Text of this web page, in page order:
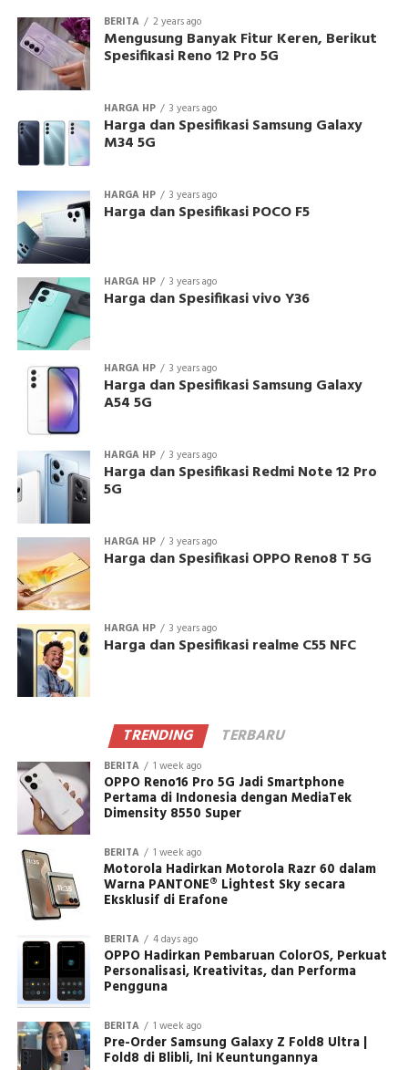
BERITA 2 years ago
Mengusung Banyak Fitur Keren, Berikut
Spesifikasi Reno 12 Pro 5G
HARGA HP 3 years ago
Harga dan Spesifikasi Samsung Galaxy
M34 5G
HARGA HP 3 years ago
Harga dan Spesifikasi POCO F5
HARGA HP 3 years ago
Harga dan Spesifikasi vivo Y36
HARGA HP 3 years ago
Harga dan Spesifikasi Samsung Galaxy
A54 5G
HARGA HP 3 years ago
Harga dan Spesifikasi Redmi Note 12 Pro
5G
HARGA HP 3 years ago
Harga dan Spesifikasi OPPO Reno8 T 5G
HARGA HP 3 years ago
Harga dan Spesifikasi realme C55 NFC
TRENDING TERBARU
BERITA 1 week ago
OPPO Reno16 Pro 5G Jadi Smartphone
Pertama di Indonesia dengan MediaTek
Dimensity 8550 Super
BERITA 1 week ago
Motorola Hadirkan Motorola Razr 60 dalam
Warna PANTONE® Lightest Sky secara
Eksklusif di Erafone
BERITA 4 days ago
OPPO Hadirkan Pembaruan ColorOS, Perkuat
Personalisasi, Kreativitas, dan Performa
Pengguna
BERITA 1 week ago
Pre-Order Samsung Galaxy Z Fold8 Ultra |
Fold8 di Blibli, Ini Keuntungannya